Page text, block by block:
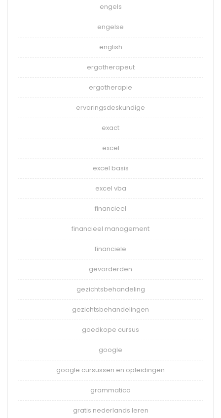
engels
engelse
english
ergotherapeut
ergotherapie
ervaringsdeskundige
exact
excel
excel basis
excel vba
financieel
financieel management
financiele
gevorderden
gezichtsbehandeling
gezichtsbehandelingen
goedkope cursus
google
google cursussen en opleidingen
grammatica
gratis nederlands leren